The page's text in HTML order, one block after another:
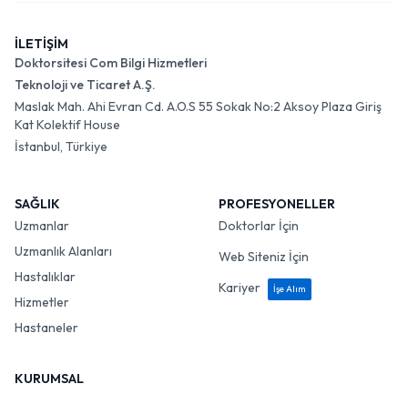
İLETİŞİM
Doktorsitesi Com Bilgi Hizmetleri
Teknoloji ve Ticaret A.Ş.
Maslak Mah. Ahi Evran Cd. A.O.S 55 Sokak No:2 Aksoy Plaza Giriş
Kat Kolektif House
İstanbul, Türkiye
SAĞLIK
Uzmanlar
Uzmanlık Alanları
Hastalıklar
Hizmetler
Hastaneler
PROFESYONELLER
Doktorlar İçin
Web Siteniz İçin
Kariyer
İşe Alım
KURUMSAL